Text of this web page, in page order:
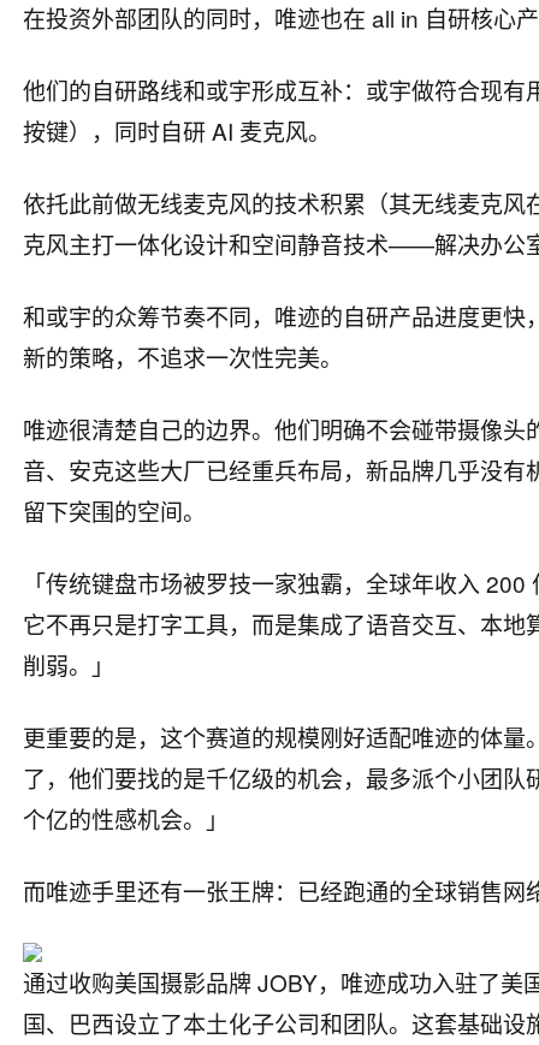
在投资外部团队的同时，唯迹也在 all in 自研核心
他们的自研路线和或宇形成互补：或宇做符合现
按键），同时自研 AI 麦克风。
依托此前做无线麦克风的技术积累（其无线麦克
克风主打一体化设计和空间静音技术——解决办公
和或宇的众筹节奏不同，唯迹的自研产品进度更
新的策略，不追求一次性完美。
唯迹很清楚自己的边界。他们明确不会碰带摄像
音、安克这些大厂已经重兵布局，新品牌几乎没
留下突围的空间。
「传统键盘市场被罗技一家独霸，全球年收入
它不再只是打字工具，而是集成了语音交互、本
削弱。」
更重要的是，这个赛道的规模刚好适配唯迹的体
了，他们要找的是千亿级的机会，最多派个小团
个亿的性感机会。」
而唯迹手里还有一张王牌：已经跑通的全球销售网
通过收购美国摄影品牌 JOBY，唯迹成功入驻了
国、巴西设立了本土化子公司和团队。这套基础